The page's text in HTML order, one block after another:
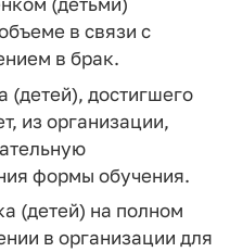
в связи с
в брак.
(детей), достигшего
из организации,
формы обучения.
(детей) на полном
в организации для